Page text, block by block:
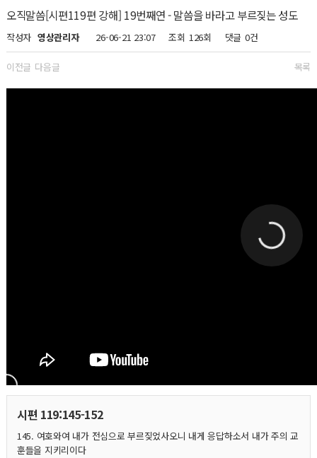
오직말씀[시편119편 강해] 19번째연 - 말씀을 바라고 부르짖는 성도
작성자 영상관리자 26-06-21 23:07 조회 126회 댓글 0건
이전글 다음글 목록
시편 119:145-152
145. 여호와여 내가 전심으로 부르짖었사오니 내게 응답하소서 내가 주의 교
훈들을 지키리이다